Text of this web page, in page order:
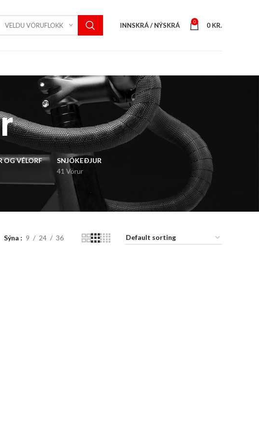
VELDU VÖRUFLOKK INNSKRÁ / NÝSKRÁ 0 0 KR.
OG VÉLORF
SNJÓKEÐJUR
41 Vörur
Sýna 9 24 36